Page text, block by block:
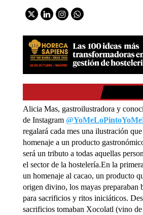
Alicia Mas, gastroilustradora y
de Instagram
regalará cada mes una ilustración
homenaje a un producto
será un tributo a todas aquellas
el sector de la hostelería.En la
un homenaje al cacao, un producto
origen divino, los mayas preparaban
para sacrificios y ritos iniciáticos.
sacrificios tomaban Xocolatl (vino de